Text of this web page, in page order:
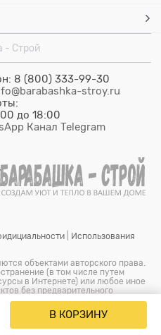
В КОРЗИНУ
- Строй
8 (800) 333-99-30
stroy.ru
до 18:00
Канал Telegram
Использования
объектами авторского права.
(в том числе путем
в Интернете) или любое иное
без предварительного
- Строй является
знаком (знак